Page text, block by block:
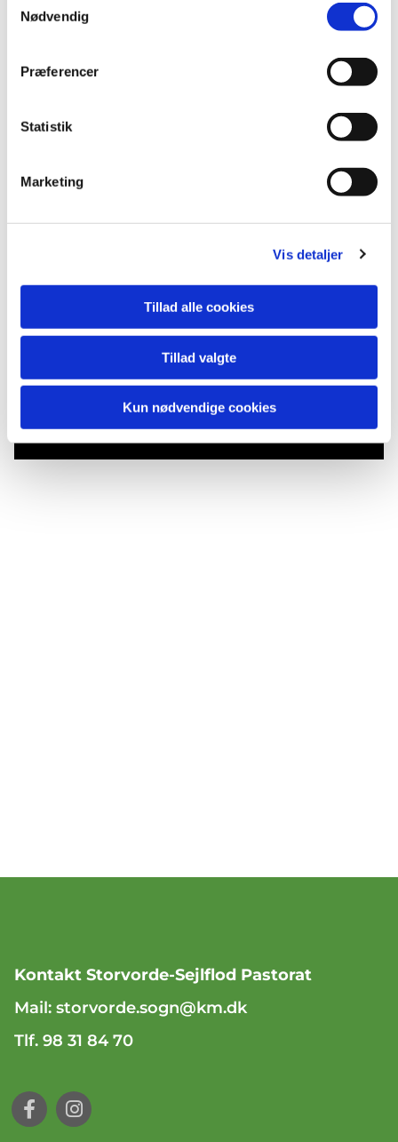
Nødvendig
Præferencer
Statistik
Marketing
Vis detaljer
Tillad alle cookies
Tillad valgte
Kun nødvendige cookies
Du vil måske også kunne lide...
Kontakt Storvorde-Sejlflod Pastorat
Mail: storvorde.sogn@km.dk
Tlf. 98 31 84 70